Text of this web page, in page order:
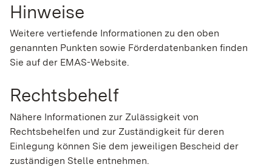
Hinweise
Weitere vertiefende Informationen zu den oben
genannten Punkten sowie Förderdatenbanken finden
Sie auf der EMAS-Website.
Rechtsbehelf
Nähere Informationen zur Zulässigkeit von
Rechtsbehelfen und zur Zuständigkeit für deren
Einlegung können Sie dem jeweiligen Bescheid der
zuständigen Stelle entnehmen.